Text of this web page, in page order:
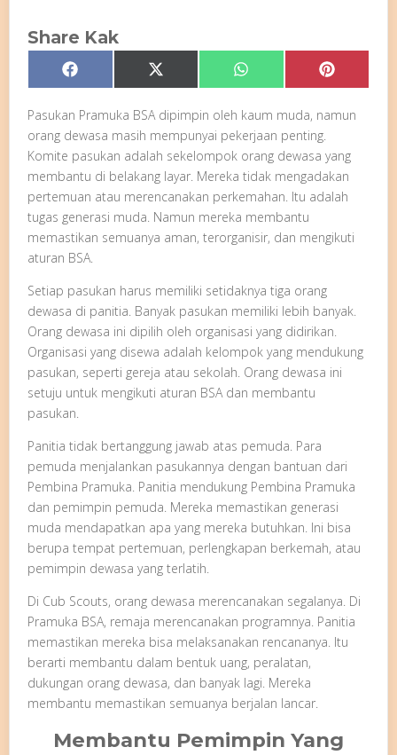
Share Kak
Share
on
Facebook Share
on
X
(Twitter)
Share
on
WhatsApp Share
on
Pinterest
Pasukan Pramuka BSA dipimpin oleh kaum muda, namun
orang dewasa masih mempunyai pekerjaan penting.
Komite pasukan adalah sekelompok orang dewasa yang
membantu di belakang layar. Mereka tidak mengadakan
pertemuan atau merencanakan perkemahan. Itu adalah
tugas generasi muda. Namun mereka membantu
memastikan semuanya aman, terorganisir, dan mengikuti
aturan BSA.
Setiap pasukan harus memiliki setidaknya tiga orang
dewasa di panitia. Banyak pasukan memiliki lebih banyak.
Orang dewasa ini dipilih oleh organisasi yang didirikan.
Organisasi yang disewa adalah kelompok yang mendukung
pasukan, seperti gereja atau sekolah. Orang dewasa ini
setuju untuk mengikuti aturan BSA dan membantu
pasukan.
Panitia tidak bertanggung jawab atas pemuda. Para
pemuda menjalankan pasukannya dengan bantuan dari
Pembina Pramuka. Panitia mendukung Pembina Pramuka
dan pemimpin pemuda. Mereka memastikan generasi
muda mendapatkan apa yang mereka butuhkan. Ini bisa
berupa tempat pertemuan, perlengkapan berkemah, atau
pemimpin dewasa yang terlatih.
Di Cub Scouts, orang dewasa merencanakan segalanya. Di
Pramuka BSA, remaja merencanakan programnya. Panitia
memastikan mereka bisa melaksanakan rencananya. Itu
berarti membantu dalam bentuk uang, peralatan,
dukungan orang dewasa, dan banyak lagi. Mereka
membantu memastikan semuanya berjalan lancar.
Membantu Pemimpin Yang